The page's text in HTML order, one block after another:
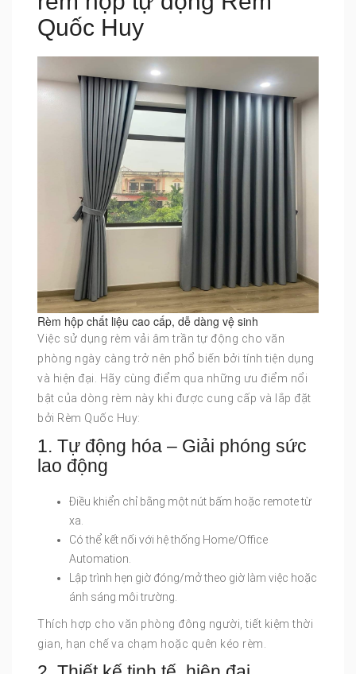
Quốc Huy
Rèm hộp chất liệu cao cấp, dễ dàng vệ sinh
Việc sử dụng rèm vải âm trần tự động cho văn
phòng ngày càng trở nên phổ biến bởi tính tiện dụng
và hiện đại. Hãy cùng điểm qua những ưu điểm nổi
bật của dòng rèm này khi được cung cấp và lắp đặt
bởi Rèm Quốc Huy:
1. Tự động hóa – Giải phóng sức
lao động
Điều khiển chỉ bằng một nút bấm hoặc remote từ
xa.
Có thể kết nối với hệ thống Home/Office
Automation.
Lập trình hẹn giờ đóng/mở theo giờ làm việc hoặc
ánh sáng môi trường.
Thích hợp cho văn phòng đông người, tiết kiệm thời
gian, hạn chế va chạm hoặc quên kéo rèm.